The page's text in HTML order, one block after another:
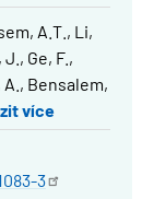
A.T.
Li,
Ge, F.
Bensalem,
více
3